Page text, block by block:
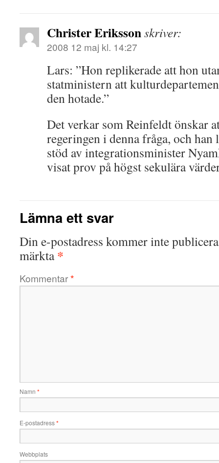
Christer Erikssonskriver:
2008 12 maj kl. 14:27
Lars: ”Hon replikerade att hon
statministern att
den hotade.”
Det verkar som Reinfeldt önskar
regeringen i denna fråga, och
stöd av integrationsminister
visat prov på högst sekulära
Lämna ett svar
Din e-postadress kommer inte
märkta*
Kommentar*
Namn *
E-postadress*
Webbplats